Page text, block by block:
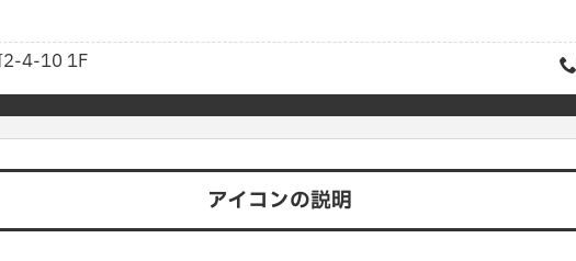
2-4-10 1F
アイコンの説明